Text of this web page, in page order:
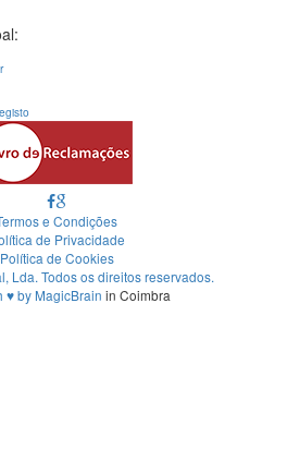
e Condições
de Privacidade
Política de Cookies
Lda. Todos os direitos reservados.
♥by MagicBrain in Coimbra